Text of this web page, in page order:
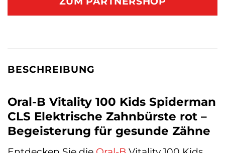
BESCHREIBUNG
Oral-B Vitality 100 Kids Spiderman
CLS Elektrische Zahnbürste rot –
Begeisterung für gesunde Zähne